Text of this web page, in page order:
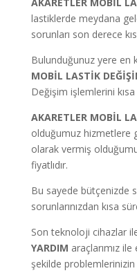
lastiklerde meydana
sorunları son derece
Bulunduğunuz yere en
MOBİL LASTİK
Değişim işlemlerini
AKARETLER MOBİL
olduğumuz hizmetlere
olarak vermiş
fiyatlıdır.
Bu sayede bütçenizde
sorunlarınızdan kısa
Son teknoloji cihazlar
YARDIM araçlarımız
şekilde